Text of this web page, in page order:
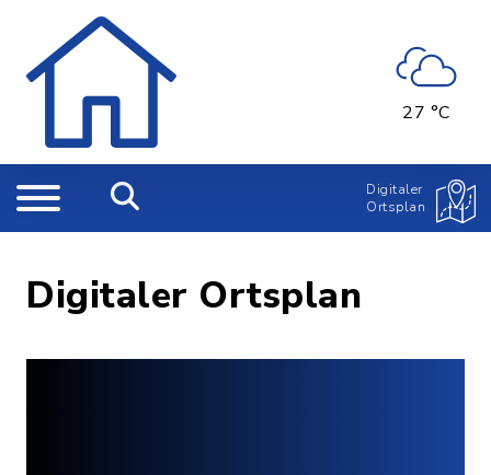
27 °C
Digitaler
Ortsplan
Digitaler Ortsplan